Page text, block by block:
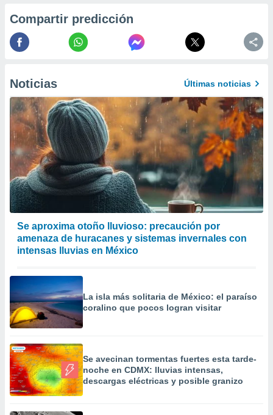
momento
en
en
de
un
o acceder
datos
perfiles
crear un
la
contenido
medir el
de la
el
Compartir predicción
Noticias Últimas noticias
Se aproxima otoño lluvioso: precaución por
amenaza de huracanes y sistemas invernales con
intensas lluvias en México
La isla más solitaria de México: el paraíso
coralino que pocos logran visitar
Se avecinan tormentas fuertes esta tarde-
noche en CDMX: lluvias intensas,
descargas eléctricas y posible granizo